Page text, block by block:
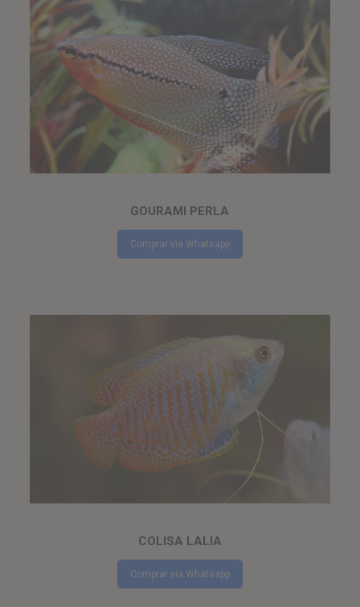
GOURAMI PERLA
Comprar via Whatsapp
COLISA LALIA
Comprar via Whatsapp